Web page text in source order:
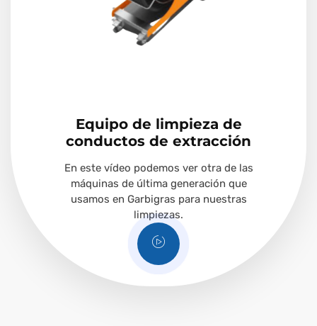
Equipo de limpieza de
conductos de extracción
En este vídeo podemos ver otra de las
máquinas de última generación que
usamos en Garbigras para nuestras
limpiezas.